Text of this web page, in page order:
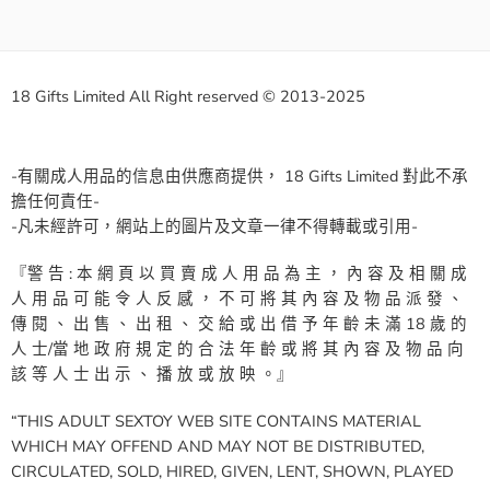
18 Gifts Limited All Right reserved © 2013-2025
-有關成人用品的信息由供應商提供， 18 Gifts Limited 對此不承
擔任何責任-
-凡未經許可，網站上的圖片及文章一律不得轉載或引用-
『警 告 : 本 網 頁 以 買 賣 成 人 用 品 為 主 ， 內 容 及 相 關 成
人 用 品 可 能 令 人 反 感 ， 不 可 將 其 內 容 及 物 品 派 發 、
傳 閱 、 出 售 、 出 租 、 交 給 或 出 借 予 年 齡 未 滿 18 歲 的
人 士/當 地 政 府 規 定 的 合 法 年 齡 或 將 其 內 容 及 物 品 向
該 等 人 士 出 示 、 播 放 或 放 映 。』
“THIS ADULT SEXTOY WEB SITE CONTAINS MATERIAL
WHICH MAY OFFEND AND MAY NOT BE DISTRIBUTED,
CIRCULATED, SOLD, HIRED, GIVEN, LENT, SHOWN, PLAYED